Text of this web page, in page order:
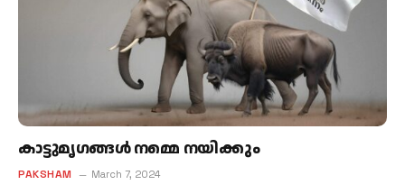
കാട്ടുമൃഗങ്ങള്‍ നമ്മെ നയിക്കും
PAKSHAM March 7, 2024